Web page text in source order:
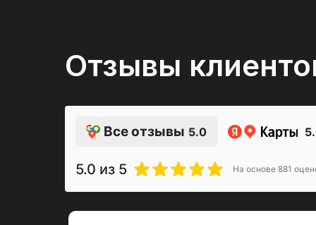
Отзывы
Все отзывы 5.0
5.0 из 5 На основе 881